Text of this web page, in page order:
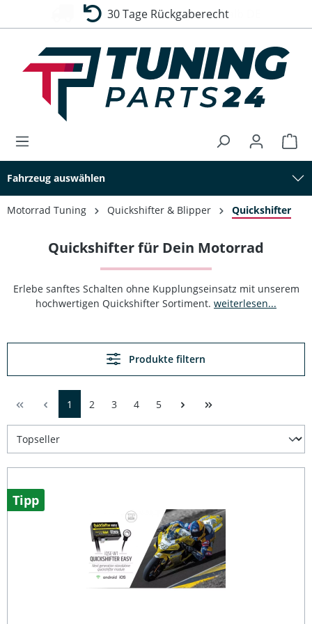
30 Tage Rückgaberecht
Fahrzeug auswählen
Motorrad Tuning Quickshifter & Blipper Quickshifter
Quickshifter für Dein Motorrad
Erlebe sanftes Schalten ohne Kupplungseinsatz mit unserem
hochwertigen Quickshifter Sortiment. weiterlesen...
Produkte filtern
1 2 3 4 5
Tipp